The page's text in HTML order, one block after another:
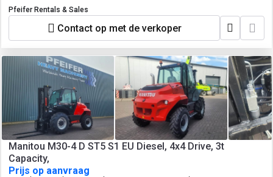
Pfeifer Rentals & Sales
Contact op met de verkoper
Manitou M30-4 D ST5 S1 EU Diesel, 4x4 Drive, 3t
Capacity,
Prijs op aanvraag